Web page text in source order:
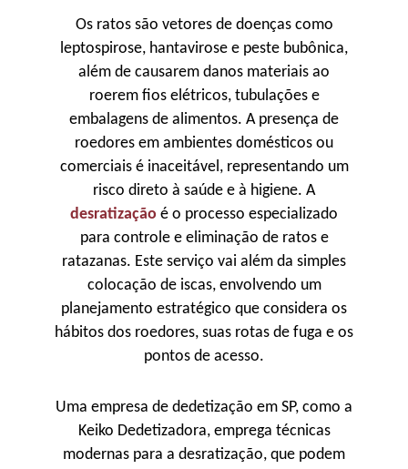
Os ratos são vetores de doenças como
leptospirose, hantavirose e peste bubônica,
além de causarem danos materiais ao
roerem fios elétricos, tubulações e
embalagens de alimentos. A presença de
roedores em ambientes domésticos ou
comerciais é inaceitável, representando um
risco direto à saúde e à higiene. A
desratização é o processo especializado
para controle e eliminação de ratos e
ratazanas. Este serviço vai além da simples
colocação de iscas, envolvendo um
planejamento estratégico que considera os
hábitos dos roedores, suas rotas de fuga e os
pontos de acesso.
Uma empresa de dedetização em SP, como a
Keiko Dedetizadora, emprega técnicas
modernas para a desratização, que podem